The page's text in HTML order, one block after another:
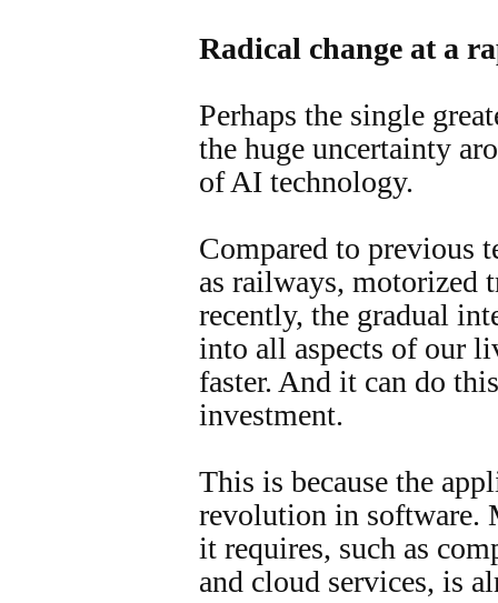
Radical change at a
Perhaps the single
the huge uncertainty
of AI technology.
Compared to previous
as railways, motorized
recently, the gradual
into all aspects of our
faster. And it can do
investment.
This is because the
revolution in software.
it requires, such as
and cloud services, is